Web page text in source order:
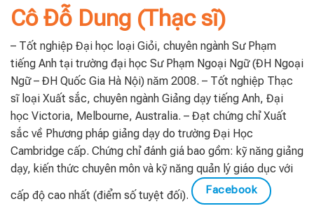
Cô Đỗ Dung (Thạc sĩ)
– Tốt nghiệp Đại học loại Giỏi, chuyên ngành Sư Phạm
tiếng Anh tại trường đại học Sư Phạm Ngoại Ngữ (ĐH Ngoại
Ngữ – ĐH Quốc Gia Hà Nội) năm 2008. – Tốt nghiệp Thạc
sĩ loại Xuất sắc, chuyên ngành Giảng dạy tiếng Anh, Đại
học Victoria, Melbourne, Australia. – Đạt chứng chỉ Xuất
sắc về Phương pháp giảng dạy do trường Đại Học
Cambridge cấp. Chứng chỉ đánh giá bao gồm: kỹ năng giảng
dạy, kiến thức chuyên môn và kỹ năng quản lý giáo dục với
cấp độ cao nhất (điểm số tuyệt đối). Facebook